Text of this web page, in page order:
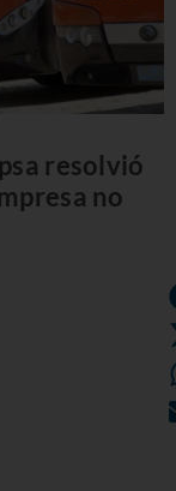
resolvió
no